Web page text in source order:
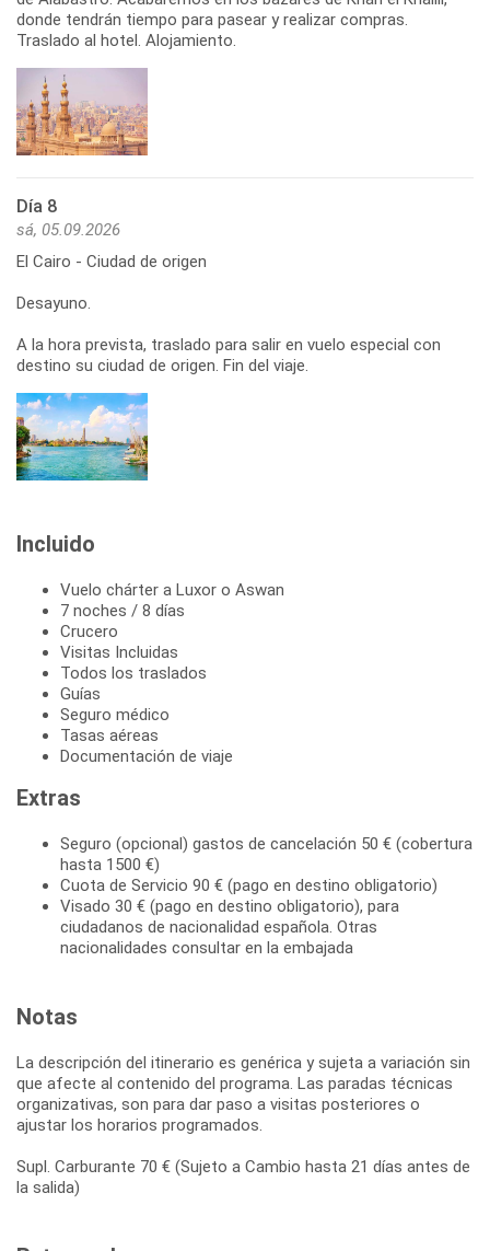
donde tendrán tiempo para pasear y realizar compras.
Traslado al hotel. Alojamiento.
Día 8
sá, 05.09.2026
El Cairo - Ciudad de origen
Desayuno.
A la hora prevista, traslado para salir en vuelo especial con
destino su ciudad de origen. Fin del viaje.
Incluido
Vuelo chárter a Luxor o Aswan
7 noches / 8 días
Crucero
Visitas Incluidas
Todos los traslados
Guías
Seguro médico
Tasas aéreas
Documentación de viaje
Extras
Seguro (opcional) gastos de cancelación 50 € (cobertura
hasta 1500 €)
Cuota de Servicio 90 € (pago en destino obligatorio)
Visado 30 € (pago en destino obligatorio), para
ciudadanos de nacionalidad española. Otras
nacionalidades consultar en la embajada
Notas
La descripción del itinerario es genérica y sujeta a variación sin
que afecte al contenido del programa. Las paradas técnicas
organizativas, son para dar paso a visitas posteriores o
ajustar los horarios programados.
Supl. Carburante 70 € (Sujeto a Cambio hasta 21 días antes de
la salida)